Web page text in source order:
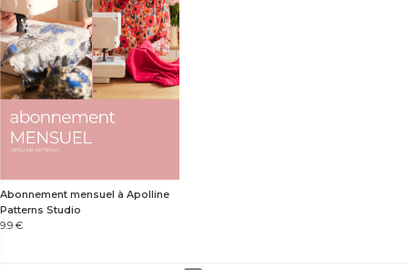
Abonnement mensuel à Apolline
Patterns Studio
9.9 €